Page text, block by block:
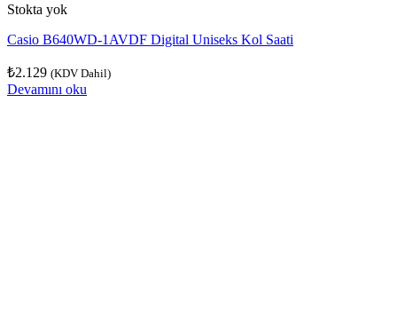
Stokta yok
Casio B640WD-1AVDF Digital Uniseks Kol Saati
₺2.129 (KDV Dahil)
Devamını oku